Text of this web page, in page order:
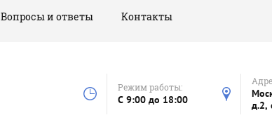
Вопросы и ответы Контакты
Режим работы:
C 9:00 до 18:00
д.2,